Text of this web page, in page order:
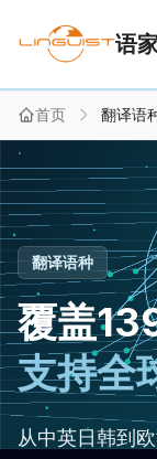
语
首页 翻译语
翻译语种
覆盖
支持全
从中英日韩到